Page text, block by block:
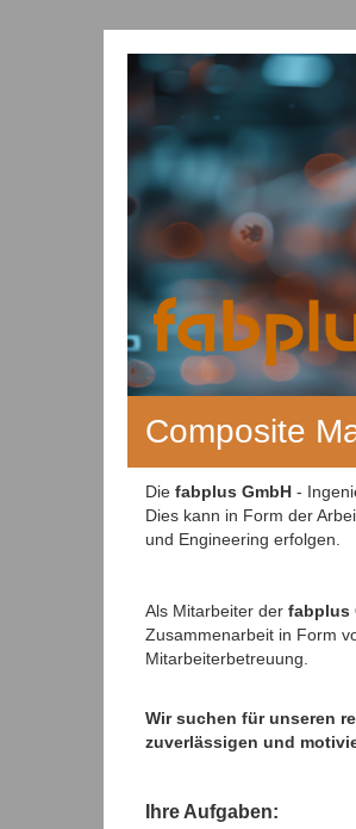
Composite
Die fabplus GmbH -
Dies kann in Form der
und Engineering erfolgen.
Als Mitarbeiter der fabplus
Zusammenarbeit in Form
Mitarbeiterbetreuung.
Wir suchen für unseren
zuverlässigen und
Ihre Aufgaben: